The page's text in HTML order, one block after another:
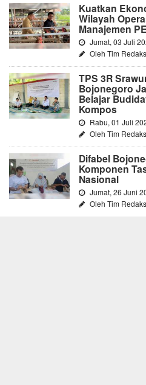
Kuatkan
Wilayah
Manajemen
Jumat, 03 Juli
Oleh Tim
TPS 3R
Bojonegoro
Belajar
Kompos
Rabu, 01 Juli
Oleh Tim
Difabel
Komponen
Nasional
Jumat, 26 Juni
Oleh Tim